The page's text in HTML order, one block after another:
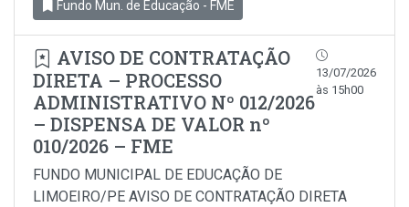
Fundo Mun. de Educação - FME
AVISO DE CONTRATAÇÃO
DIRETA – PROCESSO
ADMINISTRATIVO Nº 012/2026
– DISPENSA DE VALOR nº
010/2026 – FME
13/07/2026
às 15h00
FUNDO MUNICIPAL DE EDUCAÇÃO DE
LIMOEIRO/PE AVISO DE CONTRATAÇÃO DIRETA